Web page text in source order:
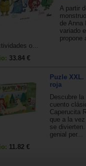
A partir
de Anna
variado
propone
o...
33.84 €
Puzle XXL.
roja
Descubre
cuento
Caperucita
que a la
se
genial per...
11.82 €